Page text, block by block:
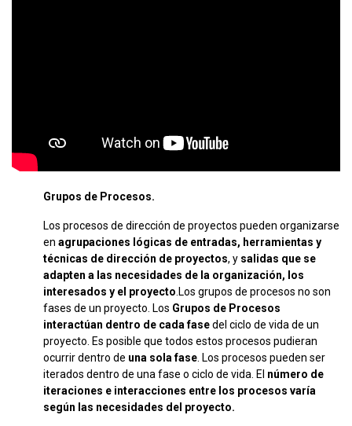
Grupos de Procesos.
Los procesos de dirección de proyectos pueden organizarse
en agrupaciones lógicas de entradas, herramientas y
técnicas de dirección de proyectos, y salidas que se
adapten a las necesidades de la organización, los
interesados y el proyecto .Los grupos de procesos no son
fases de un proyecto. Los Grupos de Procesos
interactúan dentro de cada fasedel ciclo de vida de un
proyecto. Es posible que todos estos procesos pudieran
ocurrir dentro de una sola fase . Los procesos pueden ser
iterados dentro de una fase o ciclo de vida. El número de
iteraciones e interacciones entre los procesos varía
según las necesidades del proyecto.